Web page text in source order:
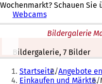
Wochenmarkt? Schauen
Webcams
Bildergalerie
Bildergalerie, 7 Bilder
Sie
befinden
Startseite Angebote
Einkaufen und Märkte